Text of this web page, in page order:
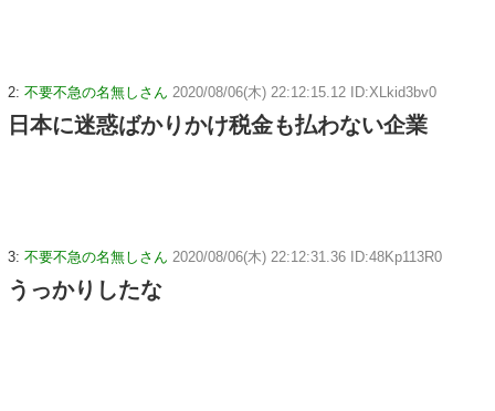
2: 不要不急の名無しさん 2020/08/06(木) 22:12:15.12 ID:XLkid3bv0
日本に迷惑ばかりかけ税金も払わない企業
3: 不要不急の名無しさん 2020/08/06(木) 22:12:31.36 ID:48Kp113R0
うっかりしたな